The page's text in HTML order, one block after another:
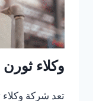
وكلاء ثورن
تعد شركة وكلاء